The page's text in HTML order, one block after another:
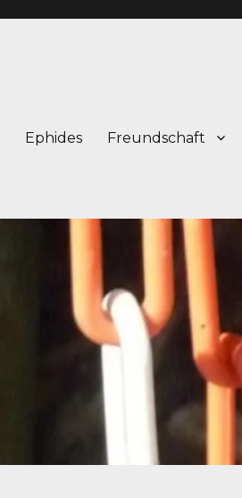
Ephides Freundschaft